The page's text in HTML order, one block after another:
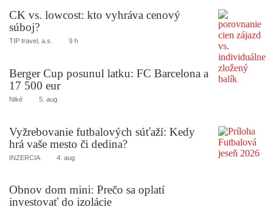
CK vs. lowcost: kto vyhráva cenový
súboj?
TIP travel, a.s. 9 h
Berger Cup posunul latku: FC Barcelona a
17 500 eur
Niké 5. aug
Vyžrebovanie futbalových súťaží: Kedy
hrá vaše mesto či dedina?
INZERCIA 4. aug
Obnov dom mini: Prečo sa oplatí
investovať do izolácie